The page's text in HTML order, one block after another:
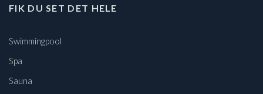
FIK DU SET DET HELE
Swimmingpool
Spa
Sauna